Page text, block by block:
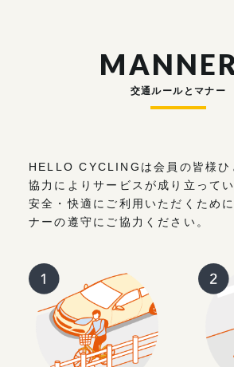
交通ルールとマナー
HELLO CYCLINGは会員の皆様ひ
協力によりサービスが成り立ってい
安全・快適にご利用いただくため
ナーの遵守にご協力ください。